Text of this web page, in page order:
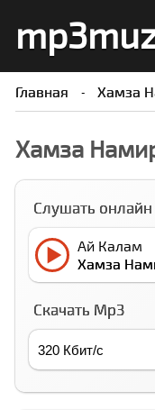
Главная Хамза
Хамза
Слушать онлайн
Ай Калам
Хамза
Скачать Mp3